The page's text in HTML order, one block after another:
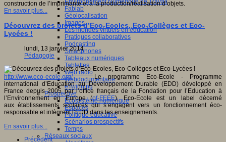
Environnement Numérique de Travail
Fablab
Géolocalisation
Images
Les mondes virtuels en éducation
Pratiques collaboratives
Podcasting
Smartphones
Tableaux numériques
Tablettes
Web radio
Webdocumentaire
eTwinning
Prospective
Ecosystème numérique
Espaces
Politique éducative
Scénarios prospectifs
Temps
Réseaux sociaux
construction de l’imprimante et à la production/réalisation d’objets.
En savoir plus...
Découvrez des projets d’Eco-Ecoles, Eco-Collèges et Eco-
Lycées !
lundi, 13 janvier 2014
Pédagogie
http://www.eco-ecole.org/- Le programme Eco-Ecole - Programme
international d’Education au Développement Durable (EDD) développé en
France depuis 2005 par l’office français de la Fondation pour l’Education à
l’Environnement en Europe (of-FEEE), Eco-Ecole est un label décerné
aux établissements scolaires qui s’engagent vers un fonctionnement éco-
responsable et intègrent l’EDD dans les enseignements.
En savoir plus...
Précédent